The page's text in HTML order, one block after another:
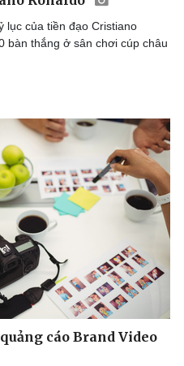
lục của tiền đạo Cristiano
bàn thắng ở sân chơi cúp châu
cáo Brand Video